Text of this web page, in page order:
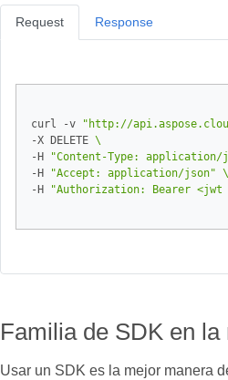
Request
curl -v
"http://
-X DELETE
-H
"Content-Type: application/
-H
"Accept: application/json"
-H
"Authorization: Bearer <jwt
Response
Familia de SDK en la
Usar un SDK es la mejor manera